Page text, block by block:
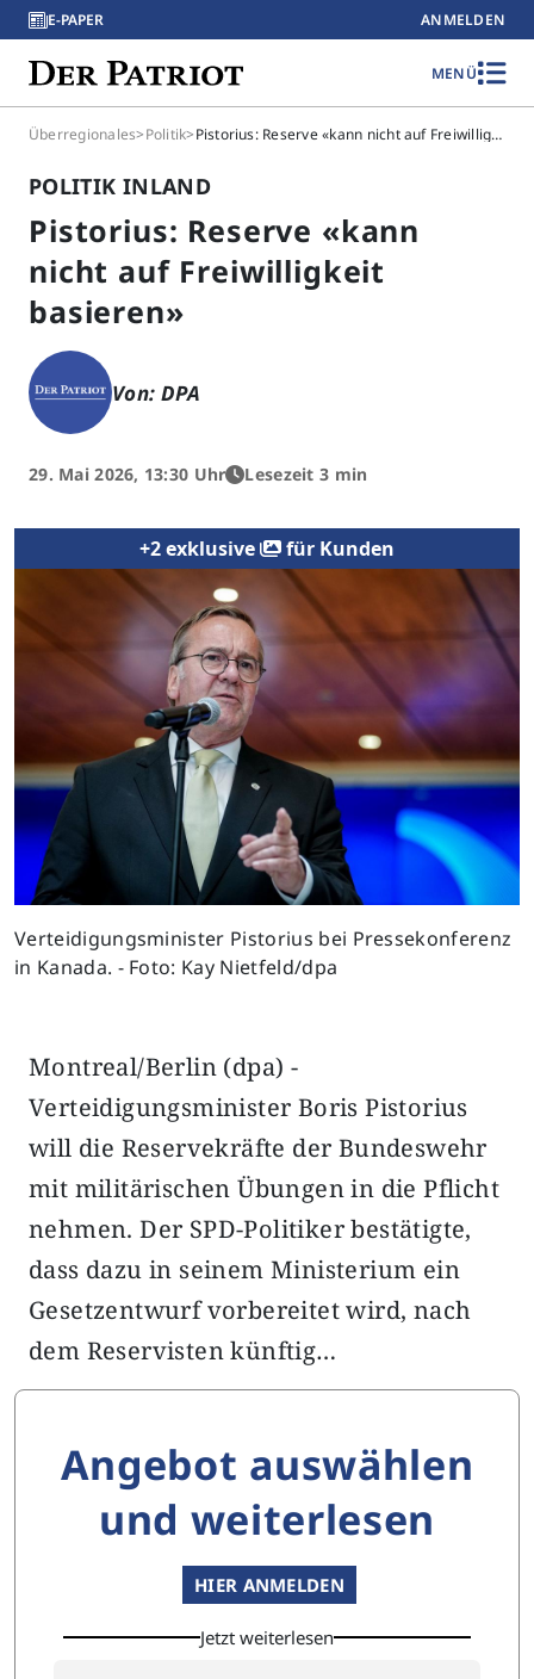
E-PAPER ANMELDEN
MENÜ
Überregionales>Politik> Pistorius: Reserve «kann nicht auf Freiwilligkeit basieren»
POLITIK INLAND
Pistorius: Reserve «kann
nicht auf Freiwilligkeit
basieren»
Von: DPA
29. Mai 2026, 13:30 Uhr Lesezeit 3 min
+2 exklusive für Kunden
Verteidigungsminister Pistorius bei Pressekonferenz
in Kanada. - Foto: Kay Nietfeld/dpa
Previous Next
Montreal/Berlin (dpa) -
Verteidigungsminister Boris Pistorius
will die Reservekräfte der Bundeswehr
mit militärischen Übungen in die Pflicht
nehmen. Der SPD-Politiker bestätigte,
dass dazu in seinem Ministerium ein
Gesetzentwurf vorbereitet wird, nach
dem Reservisten künftig…
Angebot auswählen
und weiterlesen
HIER ANMELDEN
Jetzt weiterlesen